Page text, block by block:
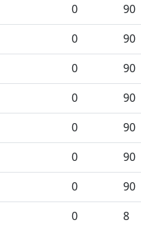
0
90
0
90
0
90
0
90
0
90
0
90
0
90
0 8